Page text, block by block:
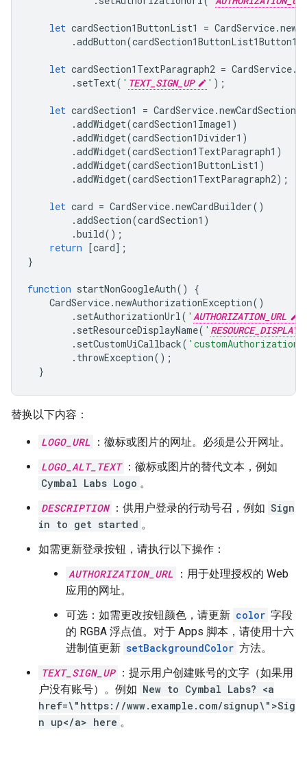
let cardSection1ButtonList1 = CardService.
.addButton(cardSection1ButtonList1Button1
let cardSection1TextParagraph2 = CardService.
. setText( ' TEXT_SIGN_UP ' );
let cardSection1 = CardService.newCardSection
.addWidget(cardSection1Image1 )
.addWidget(cardSection1Divider1 )
.addWidget(cardSection1TextParagraph1 )
.addWidget(cardSection1ButtonList1 )
.addWidget(cardSection1TextParagraph2);
let card = CardService.newCardBuilder()
.addSection(cardSection1 )
.build();
return [card];
}
function startNonGoogleAuth()
{
CardService.newAuthorizationException()
. setAuthorizationUrl( ' AUTHORIZATION_URL
. setResourceDisplayName( '
. setCustomUiCallback(
. throwException();
}
替换以下内容：
LOGO_URL
：徽标或图片的网址。必须是公开网址。
LOGO_ALT_TEXT ：徽标或图片的替代文本，例如
Cymbal Labs Logo 。
DESCRIPTION ：供用户登录的行动号召，例如 Sign
in to get started 。
如需更新登录按钮，请执行以下操作：
AUTHORIZATION_URL
：用于处理授权的 Web
应用的网址。
可选：如需更改按钮颜色，请更新 color 字段
的 RGBA 浮点值。对于 Apps 脚本，请使用十六
进制值更新 setBackgroundColor 方法。
TEXT_SIGN_UP ：提示用户创建账号的文字（如果用
户没有账号）。例如 New to Cymbal Labs? <a
href=\"https://www.example.com/signup\">Sig
n up</a> here 。